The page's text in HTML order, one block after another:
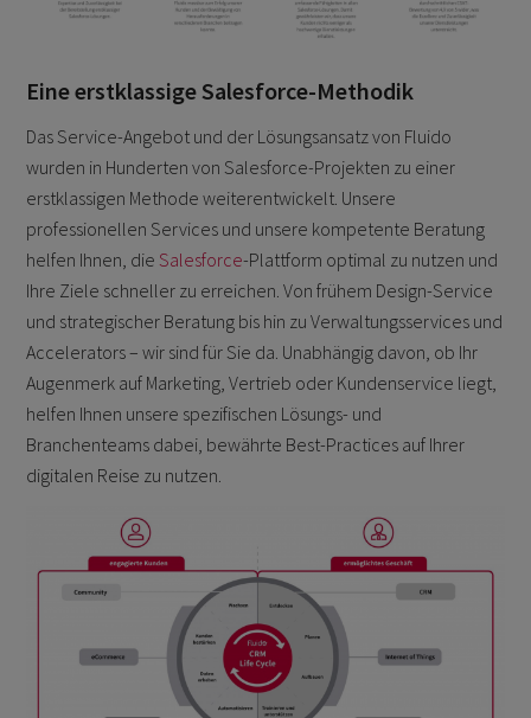
Eine erstklassige Salesforce-Methodik
Das Service-Angebot und der Lösungsansatz von Fluido
wurden in Hunderten von Salesforce-Projekten zu einer
erstklassigen Methode weiterentwickelt. Unsere
professionellen Services und unsere kompetente Beratung
helfen Ihnen, die Salesforce-Plattform optimal zu nutzen und
Ihre Ziele schneller zu erreichen. Von frühem Design-Service
und strategischer Beratung bis hin zu Verwaltungsservices und
Accelerators – wir sind für Sie da. Unabhängig davon, ob Ihr
Augenmerk auf Marketing, Vertrieb oder Kundenservice liegt,
helfen Ihnen unsere spezifischen Lösungs- und
Branchenteams dabei, bewährte Best-Practices auf Ihrer
digitalen Reise zu nutzen.